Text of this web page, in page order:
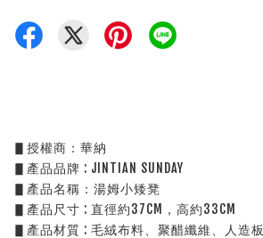
▋授權商：華納
▋產品品牌 : JINTIAN SUNDAY
▋產品名稱：湯姆小矮凳
▋產品尺寸 : 直徑約37CM，高約33CM
▋產品材質 : 毛絨布料、聚醋纖維、人造板